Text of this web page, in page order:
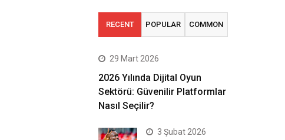
RECENT POPULAR COMMON
29 Mart 2026
2026 Yılında Dijital Oyun
Sektörü: Güvenilir Platformlar
Nasıl Seçilir?
3 Şubat 2026